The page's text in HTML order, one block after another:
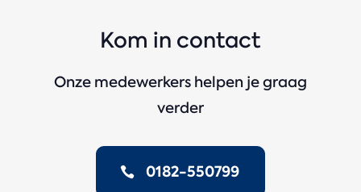
Kom in contact
Onze medewerkers helpen je graag
verder
0182-550799